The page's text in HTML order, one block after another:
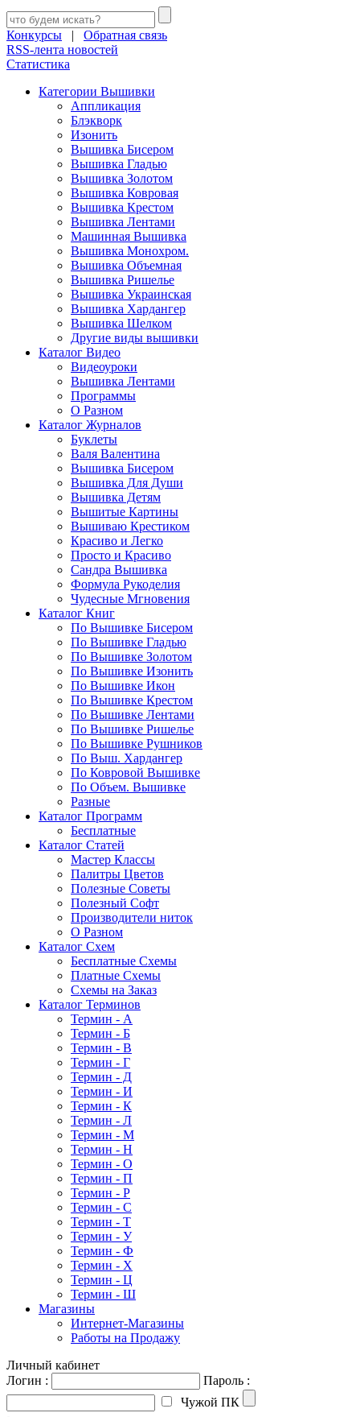
Конкурсы | Обратная связь
RSS-лента новостей
Статистика
Категории Вышивки
Аппликация
Блэкворк
Изонить
Вышивка Бисером
Вышивка Гладью
Вышивка Золотом
Вышивка Ковровая
Вышивка Крестом
Вышивка Лентами
Машинная Вышивка
Вышивка Монохром.
Вышивка Объемная
Вышивка Ришелье
Вышивка Украинская
Вышивка Хардангер
Вышивка Шелком
Другие виды вышивки
Каталог Видео
Видеоуроки
Вышивка Лентами
Программы
О Разном
Каталог Журналов
Буклеты
Валя Валентина
Вышивка Бисером
Вышивка Для Души
Вышивка Детям
Вышитые Картины
Вышиваю Крестиком
Красиво и Легко
Просто и Красиво
Сандра Вышивка
Формула Рукоделия
Чудесные Мгновения
Каталог Книг
По Вышивке Бисером
По Вышивке Гладью
По Вышивке Золотом
По Вышивке Изонить
По Вышивке Икон
По Вышивке Крестом
По Вышивке Лентами
По Вышивке Ришелье
По Вышивке Рушников
По Выш. Хардангер
По Ковровой Вышивке
По Объем. Вышивке
Разные
Каталог Программ
Бесплатные
Каталог Статей
Мастер Классы
Палитры Цветов
Полезные Советы
Полезный Софт
Производители ниток
О Разном
Каталог Схем
Бесплатные Схемы
Платные Схемы
Схемы на Заказ
Каталог Терминов
Термин - А
Термин - Б
Термин - В
Термин - Г
Термин - Д
Термин - И
Термин - К
Термин - Л
Термин - М
Термин - Н
Термин - О
Термин - П
Термин - Р
Термин - С
Термин - Т
Термин - У
Термин - Ф
Термин - Х
Термин - Ц
Термин - Ш
Магазины
Интернет-Магазины
Работы на Продажу
Личный кабинет
Логин :
Пароль :
Чужой ПК